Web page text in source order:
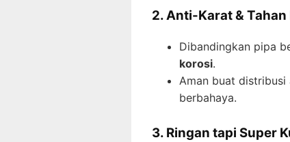
2. Anti-Karat & Tahan
Dibandingkan pipa
korosi.
Aman buat
berbahaya.
3. Ringan tapi Super